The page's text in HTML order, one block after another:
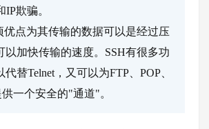
IP欺骗。
优点为其传输的数据可以是经过压
以加快传输的速度。SSH有很多功
替Telnet，又可以为FTP、POP、
一个安全的"通道"。